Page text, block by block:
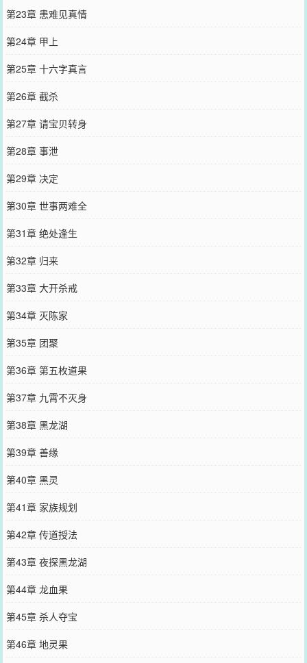
第23章 患难见真情
第24章 甲上
第25章 十六字真言
第26章 截杀
第27章 请宝贝转身
第28章 事泄
第29章 决定
第30章 世事两难全
第31章 绝处逢生
第32章 归来
第33章 大开杀戒
第34章 灭陈家
第35章 团聚
第36章 第五枚道果
第37章 九霄不灭身
第38章 黑龙湖
第39章 善缘
第40章 黑灵
第41章 家族规划
第42章 传道授法
第43章 夜探黑龙湖
第44章 龙血果
第45章 杀人夺宝
第46章 地灵果